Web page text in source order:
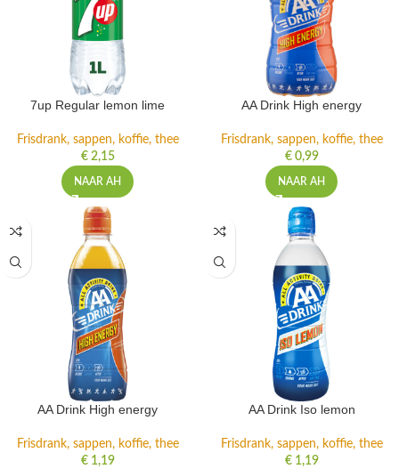
7up Regular lemon lime
Frisdrank, sappen, koffie, thee
€2,15
NAAR AH
AA Drink High energy
Frisdrank, sappen, koffie, thee
€0,99
NAAR AH
AA Drink High energy
Frisdrank, sappen, koffie, thee
€1,19
AA Drink Iso lemon
Frisdrank, sappen, koffie, thee
€1,19